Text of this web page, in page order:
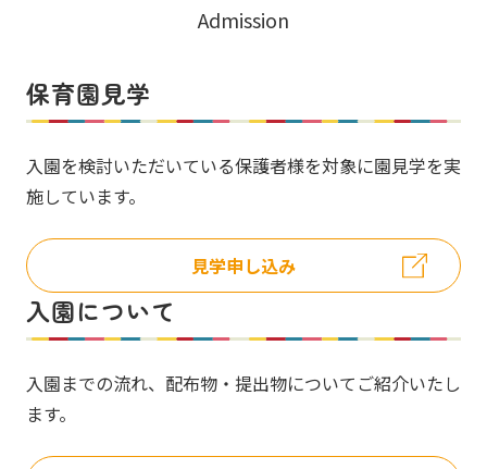
Admission
保育園見学
入園を検討いただいている保護者様を対象に園見学を実
施しています。
見学申し込み
入園について
入園までの流れ、配布物・提出物についてご紹介いたし
ます。